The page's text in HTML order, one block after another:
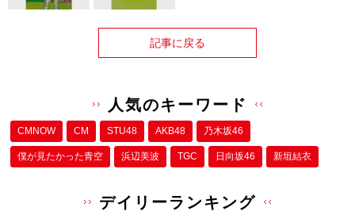
記事に戻る
人気のキーワード
CMNOW CM STU48 AKB48 乃木坂46
僕が⾒たかった⻘空 浜辺美波 TGC 日向坂46 新垣結衣
デイリーランキング